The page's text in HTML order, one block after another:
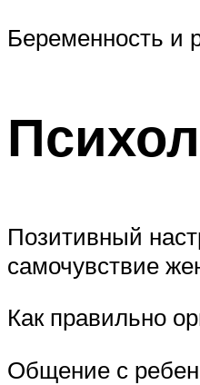
Беременность и
Позитивный
самочувствие
Как правильно
Общение с